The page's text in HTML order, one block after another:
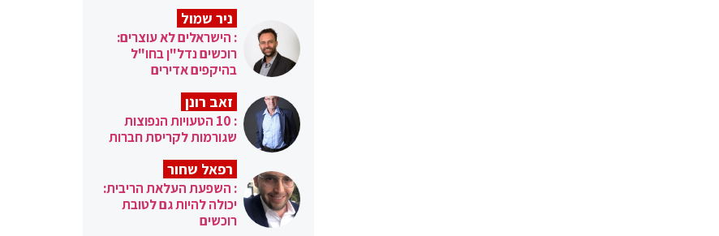
ניר שמול
: הישראלים לא עוצרים:
רוכשים נדל"ן בחו"ל
בהיקפים אדירים
זאב רונן
: 10 הטעויות הנפוצות
שגורמות לקריסת חברות
רפאל שחור
: השפעת העלאת הריבית:
יכולה להיות גם לטובת
רוכשים